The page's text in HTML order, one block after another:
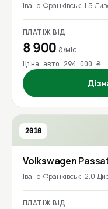
Івано-Франківськ 1.5
ПЛАТІЖ ВІД
8 900₴/міс
Ціна авто 294 000 ₴
2010
Volkswagen
Івано-Франківськ 2.0
ПЛАТІЖ ВІД